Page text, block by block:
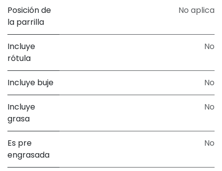
Posición de
la parrilla
No aplica
Incluye
rótula
No
Incluye buje No
Incluye
grasa
No
Es pre
engrasada
No